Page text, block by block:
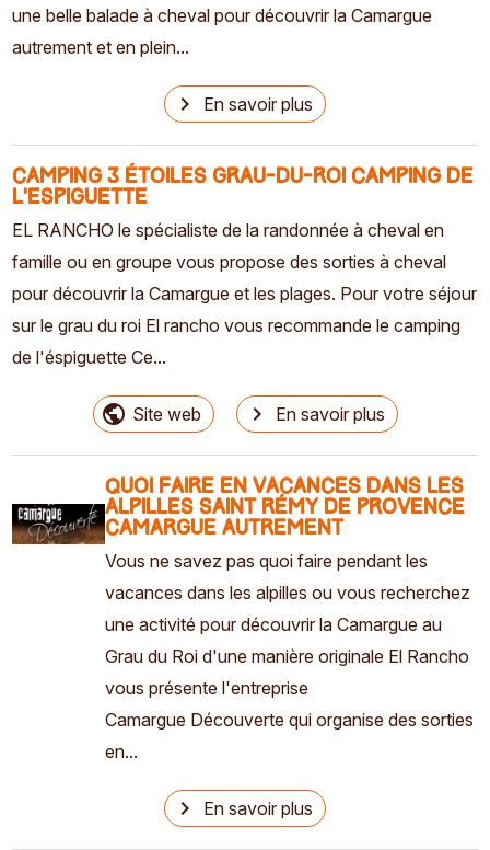
une belle balade à cheval pour découvrir la Camargue
autrement et en plein...
navigate_next En savoir plus
Camping 3 étoiles Grau-du-Roi Camping de
l'Espiguette
EL RANCHO le spécialiste de la randonnée à cheval en
famille ou en groupe vous propose des sorties à cheval
pour découvrir la Camargue et les plages. Pour votre séjour
sur le grau du roi El rancho vous recommande le camping
de l'éspiguette Ce...
public Site web navigate_next En savoir plus
quoi faire en vacances dans les
alpilles saint rémy de provence
camargue autrement
Vous ne savez pas quoi faire pendant les
vacances dans les alpilles ou vous recherchez
une activité pour découvrir la Camargue au
Grau du Roi d'une manière originale El Rancho
vous présente l'entreprise
Camargue Découverte qui organise des sorties
en...
navigate_next En savoir plus